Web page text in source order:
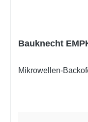
Bauknecht
Mikrowellen-